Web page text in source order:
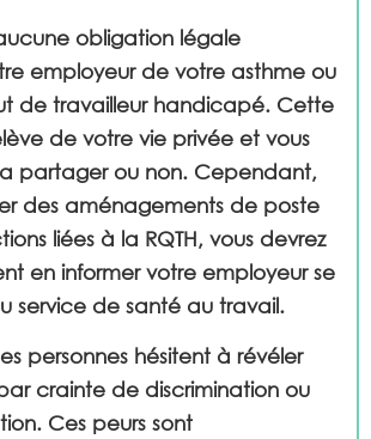
obligation légale
employeur de votre asthme ou
de travailleur handicapé. Cette
de votre vie privée et vous
partager ou non. Cependant,
des aménagements de poste
liées à la RQTH, vous devrez
en informer votre employeur se
service de santé au travail.
personnes hésitent à révéler
crainte de discrimination ou
Ces peurs sont